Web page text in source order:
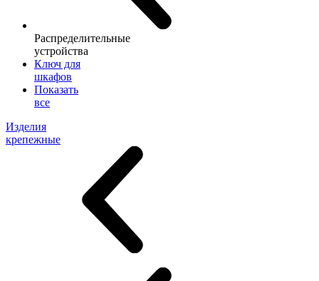
Распределительные
устройства
Ключ для
шкафов
Показать
все
Изделия
крепежные